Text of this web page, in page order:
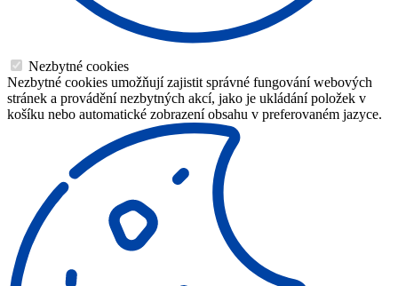
Nezbytné cookies
Nezbytné cookies umožňují zajistit správné fungování webových
stránek a provádění nezbytných akcí, jako je ukládání položek v
košíku nebo automatické zobrazení obsahu v preferovaném jazyce.